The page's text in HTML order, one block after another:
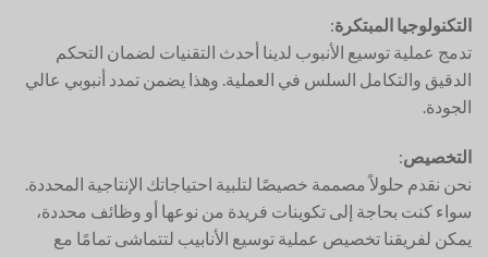
التكنولوجيا المبتكرة:
تدمج عملية توسيع الأنبوب لدينا أحدث التقنيات لضمان التحكم
الدقيق والتكامل السلس في العملية. وهذا يضمن تمدد أنبوبي عالي
الجودة.
التخصيص:
نحن نقدم حلولاً مصممة خصيصًا لتلبية احتياجاتك الإنتاجية المحددة.
سواء كنت بحاجة إلى تكوينات فريدة من نوعها أو وظائف محددة،
يمكن لفريقنا تخصيص عملية توسيع الأنابيب لتتماشى تمامًا مع